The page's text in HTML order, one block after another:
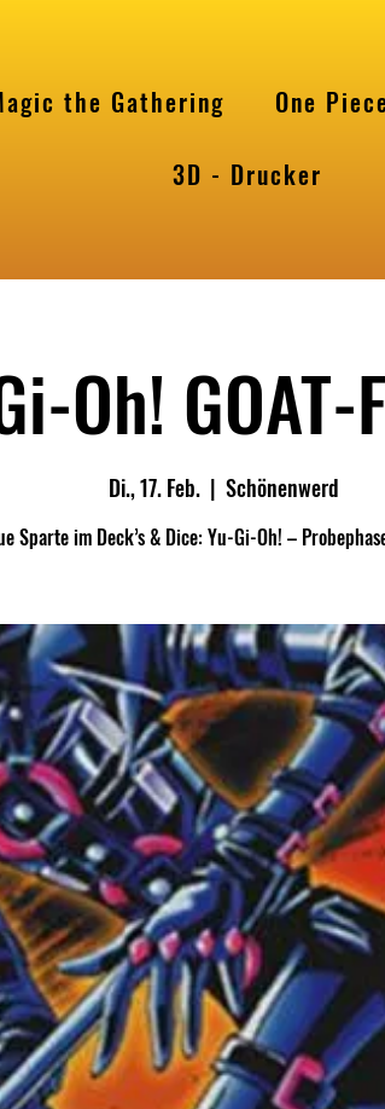
the Gathering One
3D - Drucker
Oh!
Di., 17. Feb.
  |
Schönenwerd
Sparte im Deck’s & Dice: Yu-Gi-Oh! –